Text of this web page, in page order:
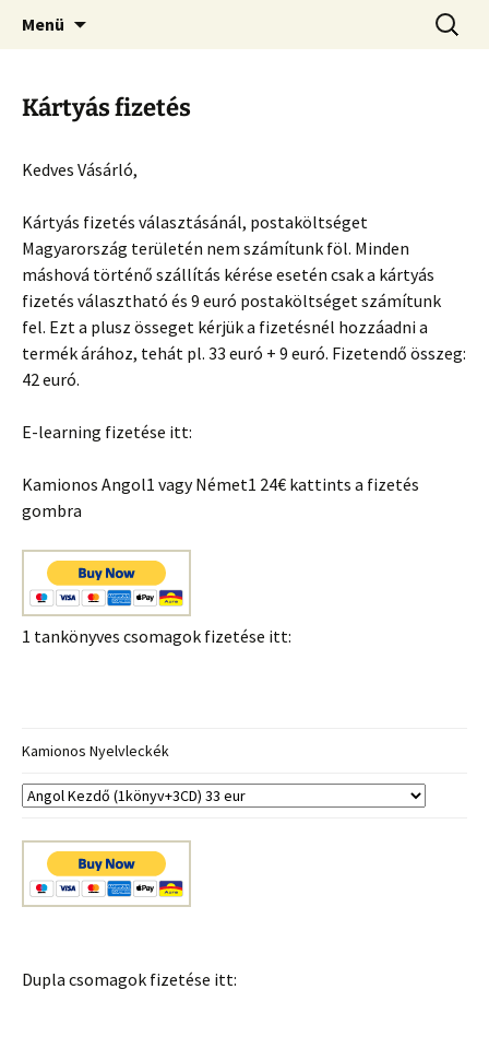
Kamionos Nyelvleckék
Kamionos Szakmai Nyelvleckék
Menü
Kártyás fizetés
Kedves Vásárló,
Kártyás fizetés választásánál, postaköltséget
Magyarország területén nem számítunk föl. Minden
máshová történő szállítás kérése esetén csak a kártyás
fizetés választható és 9 euró postaköltséget számítunk
fel. Ezt a plusz össeget kérjük a fizetésnél hozzáadni a
termék árához, tehát pl. 33 euró + 9 euró. Fizetendő összeg:
42 euró.
E-learning fizetése itt:
Kamionos Angol1 vagy Német1 24€ kattints a fizetés
gombra
1 tankönyves csomagok fizetése itt:
Kamionos Nyelvleckék
Dupla csomagok fizetése itt: